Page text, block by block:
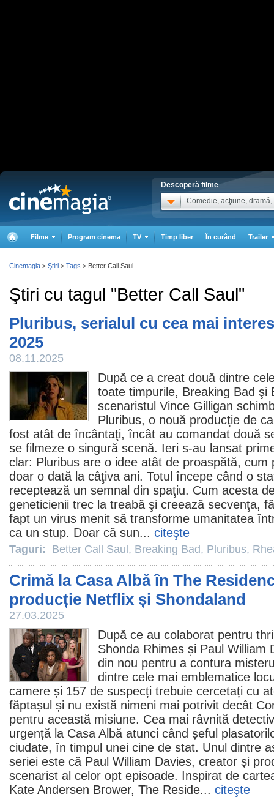
Descoperă filme
Comedie, acţiune, dramă,
Filme Program cinema TV Timp liber În curând Trailer
Ştiri cu tagul "Better Call Saul"
Pluribus, serialul cu cea mai
2025
08.11.2025
După ce a creat două dintre
toate timpurile, Breaking Bad şi
scenaristul Vince Gilligan
Pluribus, o nouă producţie de
fost atât de încântaţi, încât au comandat două
se filmeze o singură scenă. Ieri s-au lansat
clar: Pluribus are o idee atât de proaspătă, cum
doar o dată la câţiva ani. Totul începe când o
receptează un semnal din spaţiu. Cum acesta
geneticienii trec la treabă şi creează secvenţa,
fapt un virus menit să transforme umanitatea
ca un stup. Doar că sun... citeşte
Taguri: Better Call Saul , Breaking Bad, Pluribus,
Crimă la Casa Albă în The
producție Netflix și Shondaland
27.03.2025
După ce au colaborat pentru
Shonda Rhimes și Paul William
din nou pentru a contura
dintre cele mai emblematice
camere și 157 de suspecți trebuie cercetați cu
făptașul și nu există nimeni mai potrivit decât
pentru această misiune. Cea mai râvnită
urgență la Casa Albă atunci când șeful
ciudate, în timpul unei cine de stat. Unul dintre
seriei este că Paul William Davies, creator și
scenarist al celor opt episoade. Inspirat de
Kate Andersen Brower, The Reside... citeşte
Cinemagia > Ştiri > Tags > Better Call Saul